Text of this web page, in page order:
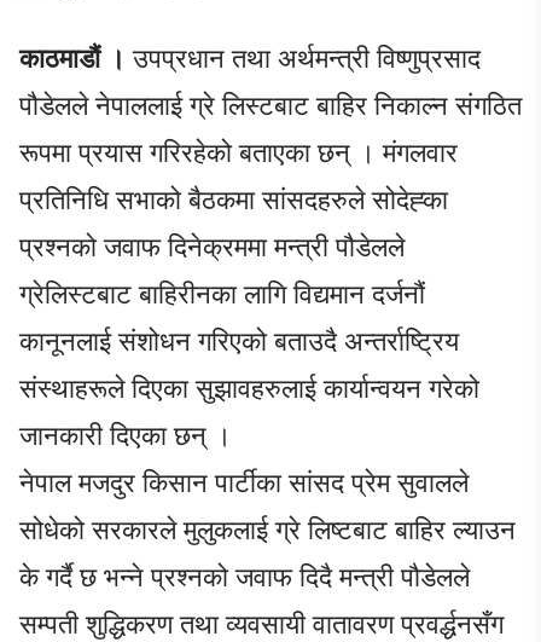
काठमाडौं ।उपप्रधान तथा अर्थमन्त्री विष्णुप्रसाद
पौडेलले नेपाललाई ग्रे लिस्टबाट बाहिर निकाल्न संगठित
रूपमा प्रयास गरिरहेको बताएका छन् । मंगलवार
प्रतिनिधि सभाको बैठकमा सांसदहरुले सोदेह्का
प्रश्नको जवाफ दिनेक्रममा मन्त्री पौडेलले
ग्रेलिस्टबाट बाहिरीनका लागि विद्यमान दर्जनौं
कानूनलाई संशोधन गरिएको बताउदै अन्तर्राष्ट्रिय
संस्थाहरूले दिएका सुझावहरुलाई कार्यान्वयन गरेको
जानकारी दिएका छन् ।
नेपाल मजदुर किसान पार्टीका सांसद प्रेम सुवालले
सोधेको सरकारले मुलुकलाई ग्रे लिष्टबाट बाहिर ल्याउन
के गर्दै छ भन्ने प्रश्नको जवाफ दिदै मन्त्री पौडेलले
सम्पती शुद्धिकरण तथा व्यवसायी वातावरण प्रवर्द्धनसँग